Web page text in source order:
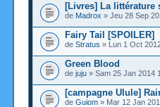
[Livres] La littérature
de Madrox » Jeu 28 Sep
Fairy Tail [SPOILER]
de Stratus » Lun 1 Oct
Green Blood
de juju » Sam 25 Jan 2014
[campagne Ulule]
de Guiom » Mar 12 Jan